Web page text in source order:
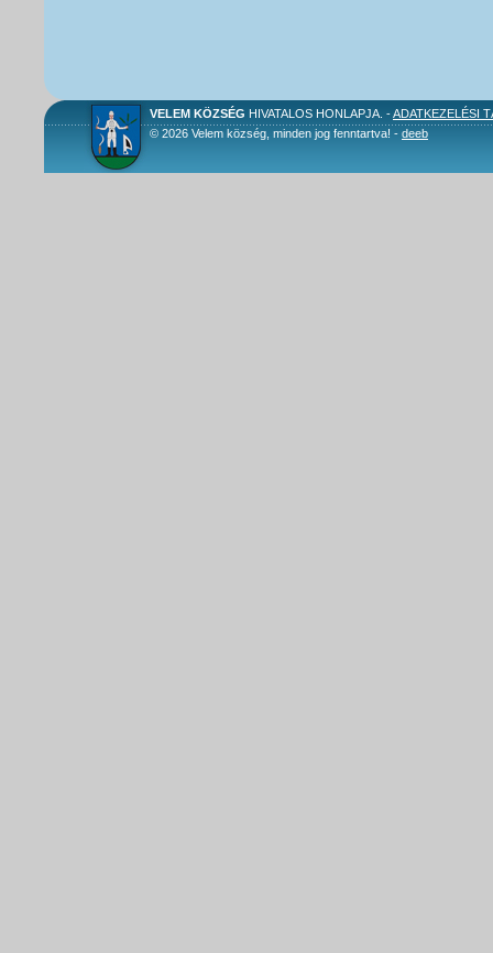
VELEM KÖZSÉG HIVATALOS HONLAPJA. -ADATKEZELÉSI
© 2026 Velem község, minden jog fenntartva! - deeb